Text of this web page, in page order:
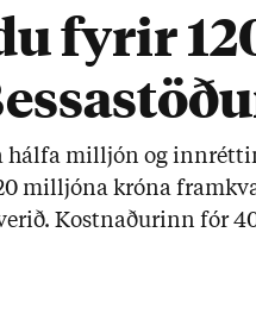
fyrir
hálfa millj­ón og
millj­óna króna
Kostn­að­ur­inn fór